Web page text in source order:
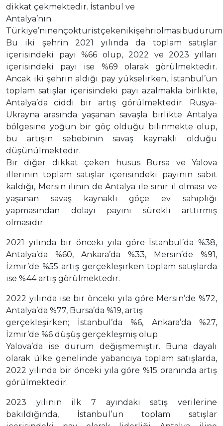
dikkat çekmektedir. İstanbul ve
Antalya’nın
Bu iki şehrin 2021 yılında da toplam satışlar
içerisindeki payı %66 olup, 2022 ve 2023 yılları
içerisindeki payı ise %69 olarak görülmektedir.
Ancak iki şehrin aldığı pay yükselirken, İstanbul’un
toplam satışlar içerisindeki payı azalmakla birlikte,
Antalya’da ciddi bir artış görülmektedir. Rusya-
Ukrayna arasında yaşanan savaşla birlikte Antalya
bölgesine yoğun bir göç olduğu bilinmekte olup,
bu artışın sebebinin savaş kaynaklı olduğu
düşünülmektedir.
Bir diğer dikkat çeken husus Bursa ve Yalova
illerinin toplam satışlar içerisindeki payının sabit
kaldığı, Mersin ilinin de Antalya ile sınır il olması ve
yaşanan savaş kaynaklı göçe ev sahipliği
yapmasından dolayı payını sürekli arttırmış
olmasıdır.
2021 yılında bir önceki yıla göre İstanbul’da %38,
Antalya’da %60, Ankara’da %33, Mersin’de %91,
İzmir’de %55 artış gerçekleşirken toplam satışlarda
ise %44 artış görülmektedir.
2022 yılında ise bir önceki yıla göre Mersin’de %72,
Antalya’da %77, Bursa’da %19, artış
gerçekleşirken; İstanbul’da %6, Ankara’da %27,
İzmir’de %6 düşüş gerçekleşmiş olup
Yalova’da ise durum değişmemiştir. Buna dayalı
olarak ülke genelinde yabancıya toplam satışlarda,
2022 yılında bir önceki yıla göre %15 oranında artış
görülmektedir.
2023 yılının ilk 7 ayındaki satış verilerine
bakıldığında, İstanbul’un toplam satışlar